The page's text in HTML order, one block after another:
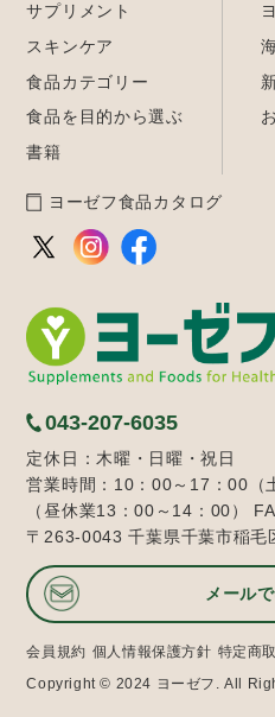
043-207-6035
定休日：木曜・日曜・祝日
営業時間：10：00～17：00（
（昼休業13：00～14：00）
〒263-0043 千葉県千葉市稲
メール
会員規約 個人情報保護方針 特定商
Copyright © 2024 ヨーゼフ. All
サプリメント
スキンケア
食品カテゴリー
食品を目的から選ぶ
書籍
ヨーゼフ食品カタログ